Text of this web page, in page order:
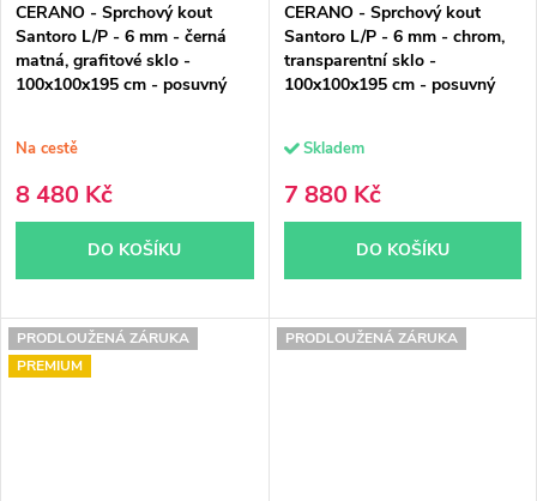
CERANO - Sprchový kout
Santoro L/P - 6 mm - černá
matná, grafitové sklo -
100x100x195 cm - posuvný
Na cestě
8 480 Kč
DO KOŠÍKU
CERANO - Sprchový kout
Santoro L/P - 6 mm - chrom,
transparentní sklo -
100x100x195 cm - posuvný
Skladem
7 880 Kč
DO KOŠÍKU
PRODLOUŽENÁ ZÁRUKA
PREMIUM
PRODLOUŽENÁ ZÁRUKA